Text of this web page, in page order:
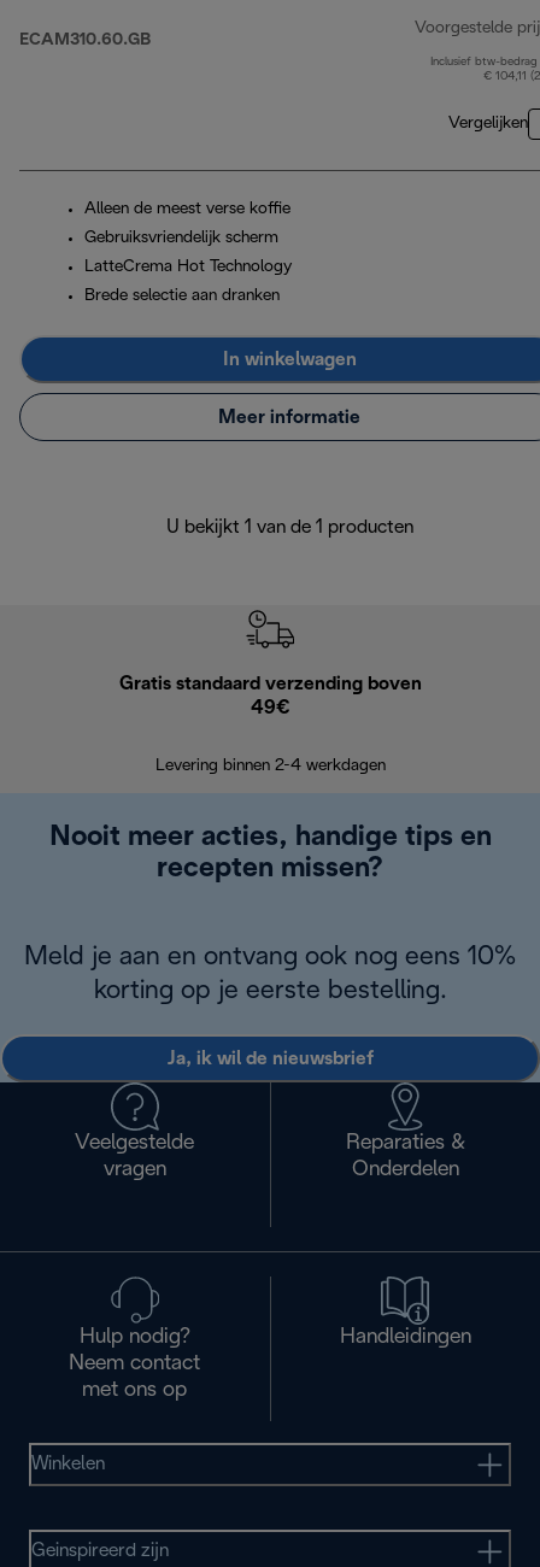
ECAM310.60.GB
Voorgestelde
Inclusief btw-bedrag
€ 104,11
Vergelijken
Alleen de meest verse koffie
Gebruiksvriendelijk scherm
LatteCrema Hot Technology
Brede selectie aan dranken
In winkelwagen
Meer informatie
U bekijkt 1 van de 1 producten
Gratis standaard verzending boven
49€
Levering binnen 2-4 werkdagen
Nooit meer acties, handige tips en
recepten missen?
Meld je aan en ontvang ook nog eens 10%
korting op je eerste bestelling.
Ja, ik wil de nieuwsbrief
Veelgestelde
vragen
Reparaties &
Onderdelen
Hulp nodig?
Neem contact
met ons op
Handleidingen
Winkelen
Geinspireerd zijn